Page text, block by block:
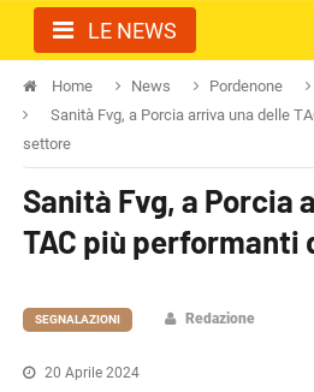
LE NEWS
Home News Pordenone
Sanità Fvg, a Porcia arriva una delle
settore
Sanità Fvg, a Porcia
TAC più performanti
SEGNALAZIONI Redazione
20 Aprile 2024